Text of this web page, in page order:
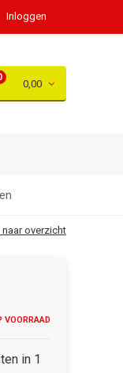
Inloggen
0,00
naar overzicht
VOORRAAD
in 1